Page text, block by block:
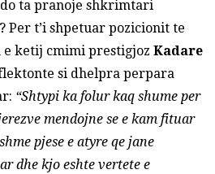
do ta pranoje shkrimtari
Per t’i shpetuar pozicionit te
ketij cmimi prestigjoz Kadare
si dhelpra perpara
“Shtypi ka folur kaq shume per
mendojne se e kam fituar
pjese e atyre qe jane
dhe kjo eshte vertete e